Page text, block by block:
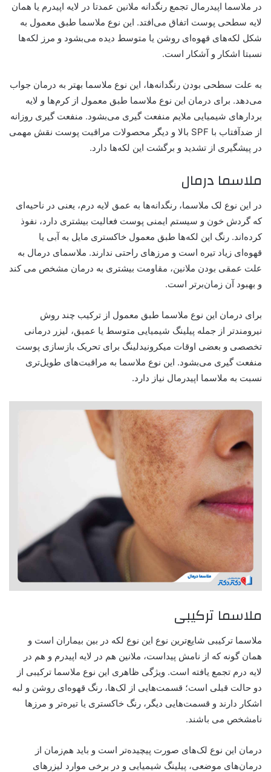
در ملاسما اپیدرمال تجمع رنگدانه ملانین عمدتا در لایه اپیدرم یا همان
لایه سطحی پوست اتفاق می‌افتد. این نوع ملاسما طبق معمول به
شکل لکه‌های قهوه‌ای روشن یا متوسط دیده می‌بشود و مرز لکه‌ها
نسبتا اشکار و آشکار است.
به علت سطحی بودن رنگدانه‌ها، این نوع ملاسما بهتر به درمان جواب
می‌دهد. برای درمان این نوع ملاسما طبق معمول از کرم‌ها و لایه
بردارهای شیمیایی ملایم منفعت گیری می‌بشود. منفعت گیری روزانه
از ضدآفتاب با SPF بالا و دیگر محصولات مراقبت پوست نقش مهمی
در پیشگیری از تشدید و برگشت این لکه‌ها دارد.
ملاسما درمال
در این نوع لک ملاسما، رنگدانه‌ها به عمق لایه درم، یعنی در ناحیه‌ای
که گردش خون و سیستم ایمنی پوست فعالیت بیشتری دارد، نفوذ
کرده‌اند. رنگ این لکه‌ها طبق معمول خاکستری مایل به آبی یا
قهوه‌ای زیاد تیره است و مرزهای راحتی ندارند. ملاسمای درمال به
علت عمقی بودن ملانین، مقاومت بیشتری به درمان مشخص می کند
و بهبود آن زمان‌برتر است.
برای درمان این نوع ملاسما طبق معمول از ترکیب چند روش
نیرومندتر از جمله پیلینگ شیمیایی متوسط یا عمیق، لیزر درمانی
تخصصی و بعضی اوقات میکرونیدلینگ برای تحریک بازسازی پوست
منفعت گیری می‌بشود. این نوع ملاسما به مراقبت‌های طویل‌تری
نسبت به ملاسما اپیدرمال نیاز دارد.
ملاسما ترکیبی
ملاسما ترکیبی شایع‌ترین نوع این نوع لکه در بین بیماران است و
همان گونه که از نامش پیداست، ملانین هم در لایه اپیدرم و هم در
لایه درم تجمع یافته است. ویژگی‌ ظاهری این نوع ملاسما ترکیبی از
دو حالت قبلی است؛ قسمت‌هایی از لک‌ها، رنگ قهوه‌ای روشن و لبه
اشکار دارند و قسمت‌هایی دیگر، رنگ خاکستری یا تیره‌تر و مرزها
نامشخص می باشند.
درمان این نوع لک‌های صورت پیچیده‌تر است و باید هم‌زمان از
درمان‌های موضعی، پیلینگ شیمیایی و در برخی موارد لیزرهای